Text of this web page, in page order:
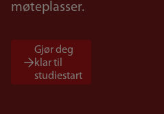
møteplasser.
Gjør deg
klar til
studiestart